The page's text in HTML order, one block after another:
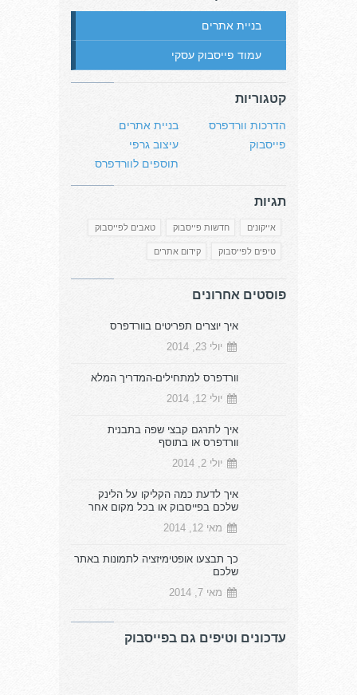
בניית אתרים
עמוד פייסבוק עסקי
קטגוריות
בניית אתרים
הדרכות וורדפרס
עיצוב גרפי
פייסבוק
תוספים לוורדפרס
תגיות
אייקונים חדשות פייסבוק טאבים לפייסבוק
טיפים לפייסבוק קידום אתרים
פוסטים אחרונים
איך יוצרים תפריטים בוורדפרס
יולי 23, 2014
וורדפרס למתחילים-המדריך המלא
יולי 12, 2014
איך לתרגם קבצי שפה בתבנית
וורדפרס או בתוסף
יולי 2, 2014
איך לדעת כמה הקליקו על הלינק
שלכם בפייסבוק או בכל מקום אחר
מאי 12, 2014
כך תבצעו אופטימיזציה לתמונות באתר
שלכם
מאי 7, 2014
עדכונים וטיפים גם בפייסבוק